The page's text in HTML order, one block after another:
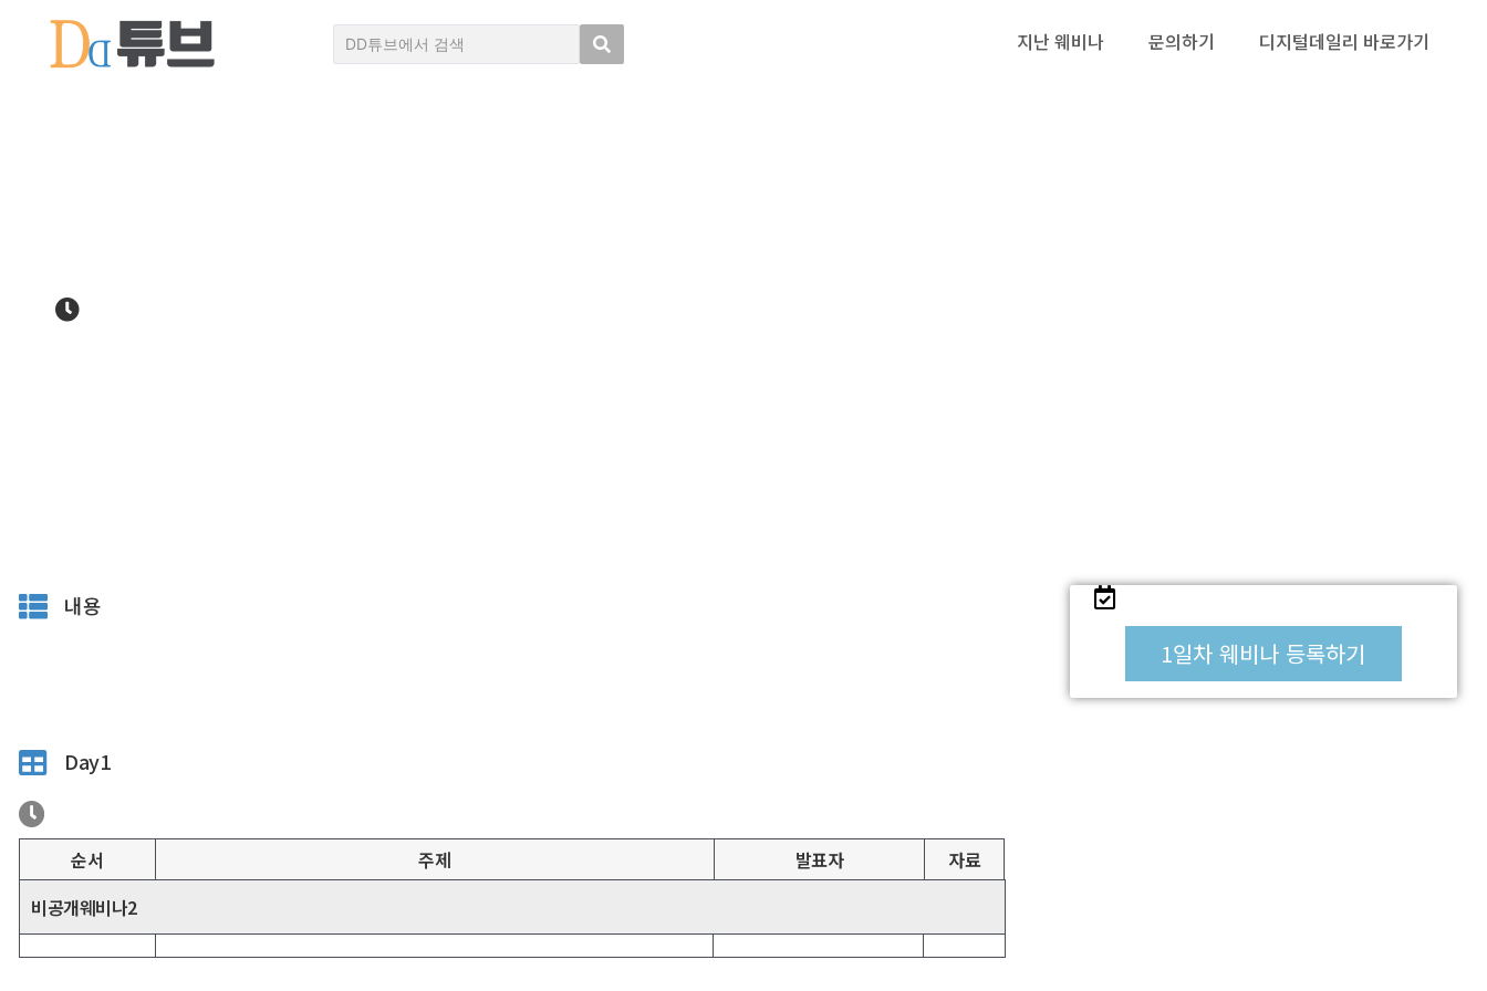
지난 웨비나 문의하기 디지털데일리 바로가기
내용
1일차 웨비나 등록하기
Day1
순서 주제 발표자
자료
비공개웨비나2